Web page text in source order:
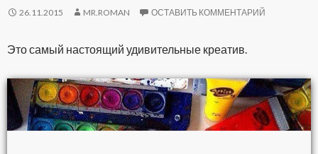
26.11.2015 MR.ROMAN ОСТАВИТЬ КОММЕНТАРИЙ
Это самый настоящий удивительные креатив.